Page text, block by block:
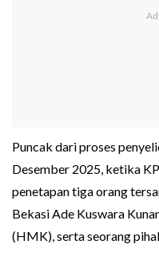
Puncak dari proses
Desember 2025, ketika
penetapan tiga orang
Bekasi Ade Kuswara
(HMK), serta seorang